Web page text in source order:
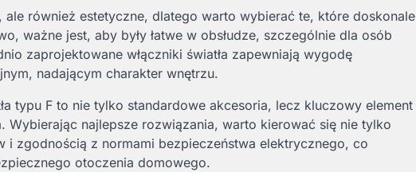
ale również estetyczne, dlatego warto wybierać te, które doskonale
ważne jest, aby były łatwe w obsłudze, szczególnie dla osób
zaprojektowane włączniki światła zapewniają wygodę
nadającym charakter wnętrzu.
typu F to nie tylko standardowe akcesoria, lecz kluczowy element
najlepsze rozwiązania, warto kierować się nie tylko
i zgodnością z normami bezpieczeństwa elektrycznego, co
otoczenia domowego.